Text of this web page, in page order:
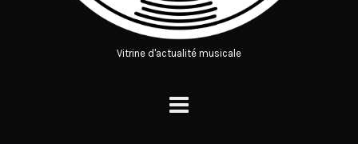
Vitrine d'actualité musicale